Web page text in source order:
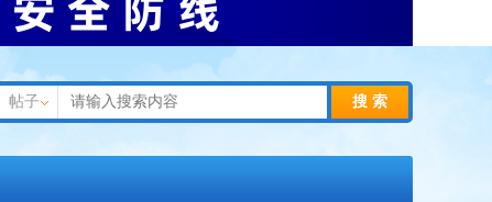
帖子 搜 索